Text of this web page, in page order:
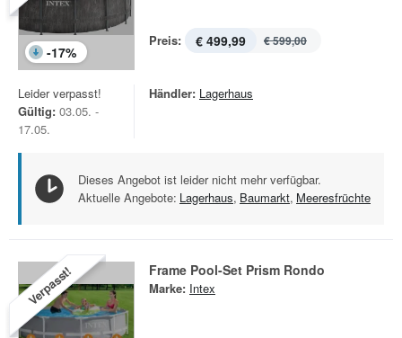
-17%
Preis: € 499,99 € 599,00
Leider verpasst!
Gültig: 03.05. -
17.05.
Händler: Lagerhaus
Dieses Angebot ist leider nicht mehr verfügbar.
Aktuelle Angebote: Lagerhaus, Baumarkt, Meeresfrüchte
Verpasst! Frame Pool-Set Prism Rondo
Marke: Intex